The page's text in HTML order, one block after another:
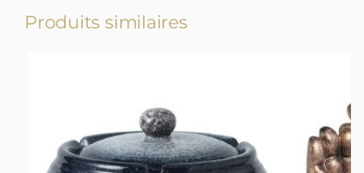
Produits similaires